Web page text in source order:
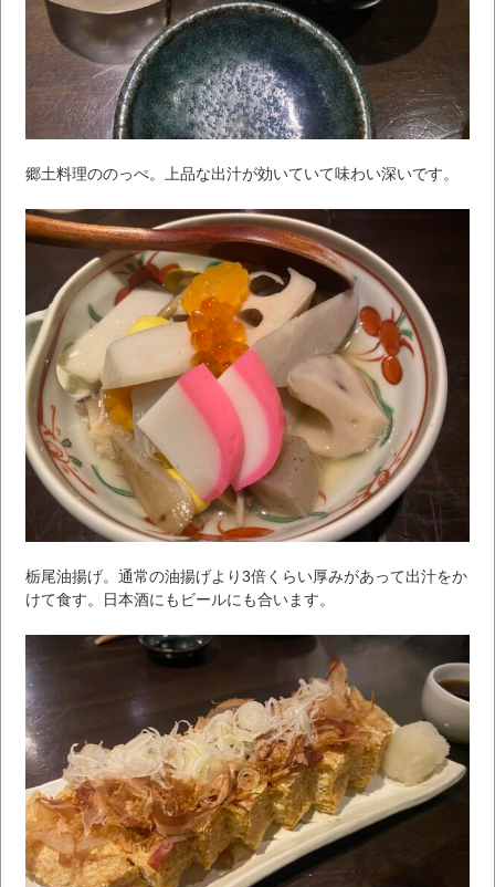
郷土料理ののっぺ。上品な出汁が効いていて味わい深いです。
栃尾油揚げ。通常の油揚げより3倍くらい厚みがあって出汁をか
けて食す。日本酒にもビールにも合います。